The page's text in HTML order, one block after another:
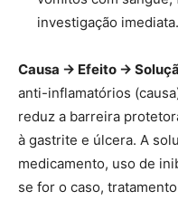
investigação imediata.
Causa → Efeito →
anti-inflamatórios
reduz a barreira
à gastrite e úlcera. A
medicamento, uso de
se for o caso,